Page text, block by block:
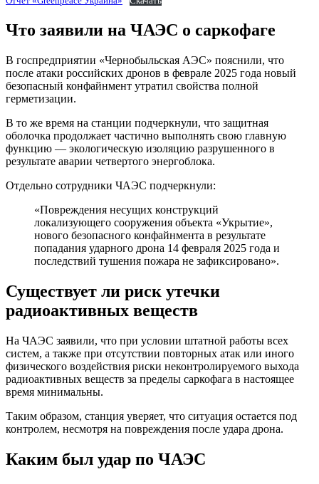
Что заявили на ЧАЭС о саркофаге
В госпредприятии «Чернобыльская АЭС» пояснили, что
после атаки российских дронов в феврале 2025 года новый
безопасный конфайнмент утратил свойства полной
герметизации.
В то же время на станции подчеркнули, что защитная
оболочка продолжает частично выполнять свою главную
функцию — экологическую изоляцию разрушенного в
результате аварии четвертого энергоблока.
Отдельно сотрудники ЧАЭС подчеркнули:
«Повреждения несущих конструкций
локализующего сооружения объекта «Укрытие»,
нового безопасного конфайнмента в результате
попадания ударного дрона 14 февраля 2025 года и
последствий тушения пожара не зафиксировано».
Существует ли риск утечки
радиоактивных веществ
На ЧАЭС заявили, что при условии штатной работы всех
систем, а также при отсутствии повторных атак или иного
физического воздействия риски неконтролируемого выхода
радиоактивных веществ за пределы саркофага в настоящее
время минимальны.
Таким образом, станция уверяет, что ситуация остается под
контролем, несмотря на повреждения после удара дрона.
Каким был удар по ЧАЭС